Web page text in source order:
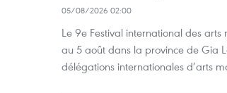
05/08/2026 02:00
Le 9e Festival international des
au 5 août dans la province de Gia
délégations internationales d’arts